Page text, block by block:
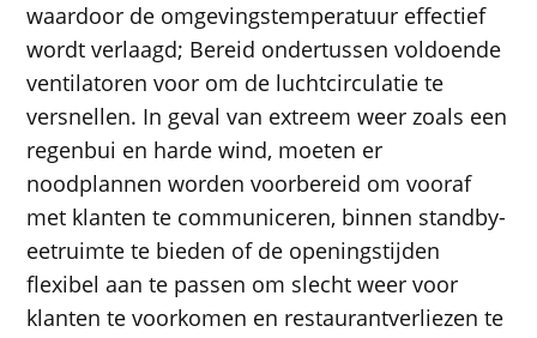
waardoor de omgevingstemperatuur effectief
wordt verlaagd; Bereid ondertussen voldoende
ventilatoren voor om de luchtcirculatie te
versnellen. In geval van extreem weer zoals een
regenbui en harde wind, moeten er
noodplannen worden voorbereid om vooraf
met klanten te communiceren, binnen standby-
eetruimte te bieden of de openingstijden
flexibel aan te passen om slecht weer voor
klanten te voorkomen en restaurantverliezen te